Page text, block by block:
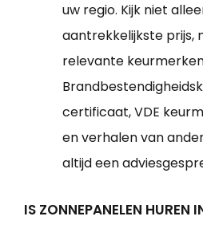
uw regio. Kijk niet
aantrekkelijkste prijs,
relevante
certificaat, VDE
en verhalen van
altijd een
IS ZONNEPANELEN HUREN